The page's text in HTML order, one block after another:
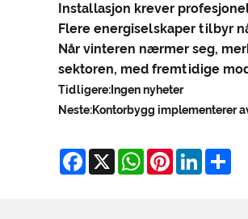
Installasjon krever
Flere energiselskaper tilbyr
Når vinteren nærmer seg,
sektoren, med fremtidige
Tidligere: Ingen nyheter
Neste:Kontorbygg implementerer
Facebook
X WhatsApp
Pinterest
LinkedIn